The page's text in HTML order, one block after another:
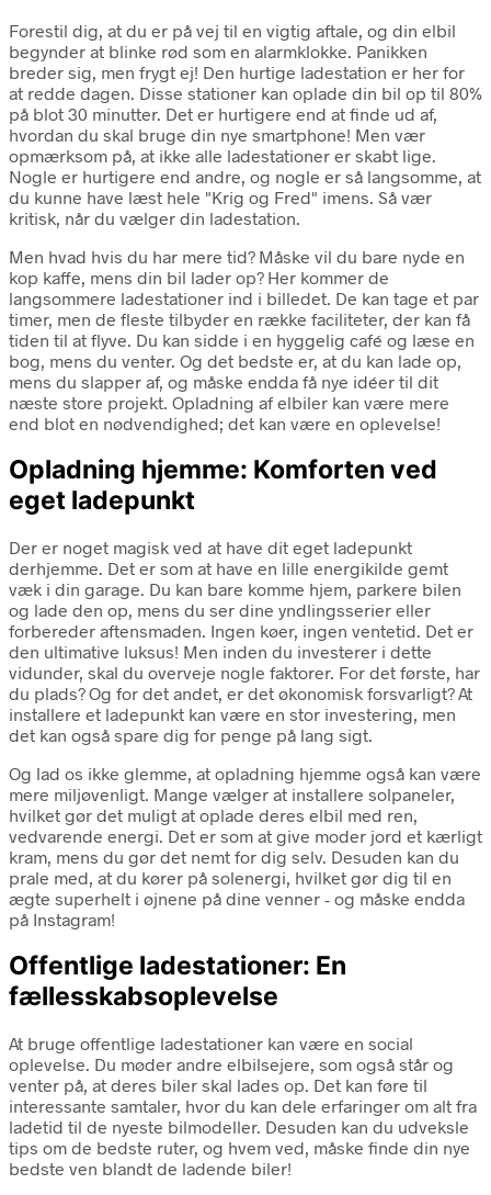
Forestil dig, at du er på vej til en vigtig aftale, og din elbil
begynder at blinke rød som en alarmklokke. Panikken
breder sig, men frygt ej! Den hurtige ladestation er her for
at redde dagen. Disse stationer kan oplade din bil op til 80%
på blot 30 minutter. Det er hurtigere end at finde ud af,
hvordan du skal bruge din nye smartphone! Men vær
opmærksom på, at ikke alle ladestationer er skabt lige.
Nogle er hurtigere end andre, og nogle er så langsomme, at
du kunne have læst hele "Krig og Fred" imens. Så vær
kritisk, når du vælger din ladestation.
Men hvad hvis du har mere tid? Måske vil du bare nyde en
kop kaffe, mens din bil lader op? Her kommer de
langsommere ladestationer ind i billedet. De kan tage et par
timer, men de fleste tilbyder en række faciliteter, der kan få
tiden til at flyve. Du kan sidde i en hyggelig café og læse en
bog, mens du venter. Og det bedste er, at du kan lade op,
mens du slapper af, og måske endda få nye idéer til dit
næste store projekt. Opladning af elbiler kan være mere
end blot en nødvendighed; det kan være en oplevelse!
Opladning hjemme: Komforten ved
eget ladepunkt
Der er noget magisk ved at have dit eget ladepunkt
derhjemme. Det er som at have en lille energikilde gemt
væk i din garage. Du kan bare komme hjem, parkere bilen
og lade den op, mens du ser dine yndlingsserier eller
forbereder aftensmaden. Ingen køer, ingen ventetid. Det er
den ultimative luksus! Men inden du investerer i dette
vidunder, skal du overveje nogle faktorer. For det første, har
du plads? Og for det andet, er det økonomisk forsvarligt? At
installere et ladepunkt kan være en stor investering, men
det kan også spare dig for penge på lang sigt.
Og lad os ikke glemme, at opladning hjemme også kan være
mere miljøvenligt. Mange vælger at installere solpaneler,
hvilket gør det muligt at oplade deres elbil med ren,
vedvarende energi. Det er som at give moder jord et kærligt
kram, mens du gør det nemt for dig selv. Desuden kan du
prale med, at du kører på solenergi, hvilket gør dig til en
ægte superhelt i øjnene på dine venner - og måske endda
på Instagram!
Offentlige ladestationer: En
fællesskabsoplevelse
At bruge offentlige ladestationer kan være en social
oplevelse. Du møder andre elbilsejere, som også står og
venter på, at deres biler skal lades op. Det kan føre til
interessante samtaler, hvor du kan dele erfaringer om alt fra
ladetid til de nyeste bilmodeller. Desuden kan du udveksle
tips om de bedste ruter, og hvem ved, måske finde din nye
bedste ven blandt de ladende biler!